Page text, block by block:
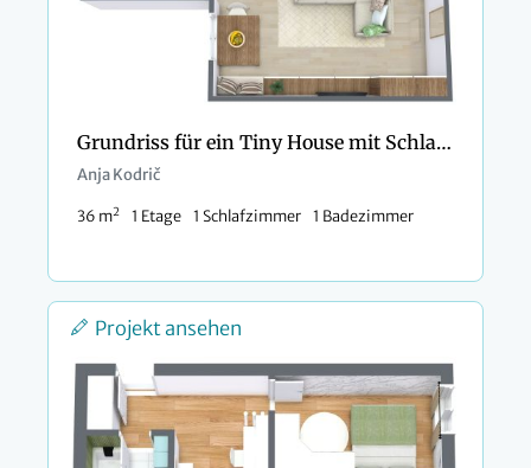
Grundriss für ein Tiny House mit Schlafzimmer-Loft
Anja Kodrič
36 m2 1 Etage 1 Schlafzimmer 1 Badezimmer
Projekt ansehen